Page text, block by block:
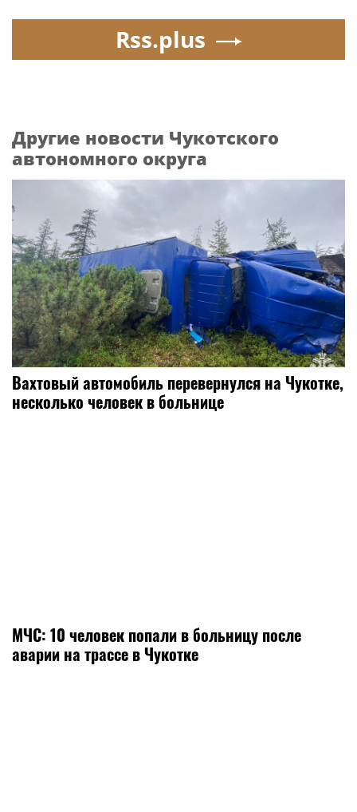
Rss.plus
Другие новости Чукотского
автономного округа
Вахтовый автомобиль перевернулся на Чукотке,
несколько человек в больнице
МЧС: 10 человек попали в больницу после
аварии на трассе в Чукотке